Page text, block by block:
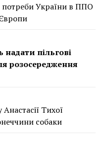
України в ППО
пільгові
розосередження
Тихої
собаки